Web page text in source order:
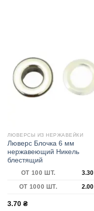
ЛЮВЕРСЫ ИЗ НЕРЖАВЕЙКИ
Люверс Блочка 6 мм
нержавеющий Никель
блестящий
ОТ 100 ШТ. 3.30
ОТ 1000 ШТ.
2.00
3.70 ₴